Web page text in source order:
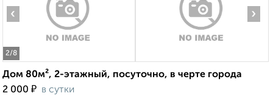
2/8
‹ ›
Дом 80м², 2-этажный, посуточно, в черте города
2 000 ₽ в сутки